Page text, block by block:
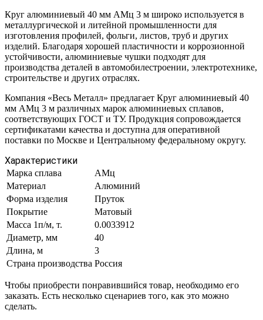
Круг алюминиевый 40 мм АМц 3 м широко используется в
металлургической и литейной промышленности для
изготовления профилей, фольги, листов, труб и других
изделий. Благодаря хорошей пластичности и коррозионной
устойчивости, алюминиевые чушки подходят для
производства деталей в автомобилестроении, электротехнике,
строительстве и других отраслях.
Компания «Весь Металл» предлагает Круг алюминиевый 40
мм АМц 3 м различных марок алюминиевых сплавов,
соответствующих ГОСТ и ТУ. Продукция сопровождается
сертификатами качества и доступна для оперативной
поставки по Москве и Центральному федеральному округу.
Характеристики
Марка сплава
АМц
Материал
Алюминий
Форма изделия
Пруток
Покрытие
Матовый
Масса 1п/м, т.
0.0033912
Диаметр, мм
40
Длина, м
3
Страна производства Россия
Чтобы приобрести понравившийся товар, необходимо его
заказать. Есть несколько сценариев того, как это можно
сделать.